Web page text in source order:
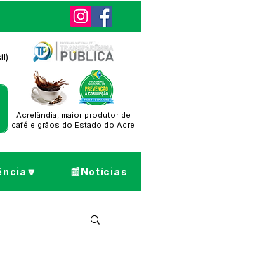
Acrelândia, maior produtor de
café e grãos do Estado do Acre
📰Notícias